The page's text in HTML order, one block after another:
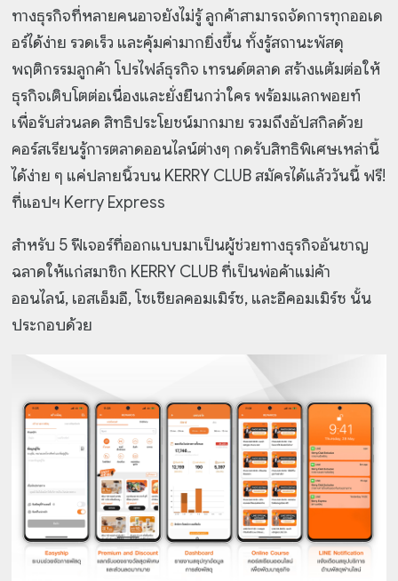
ทางธุรกิจที่หลายคนอาจยังไม่รู้ ลูกค้าสามารถจัดการทุกออเด
อร์ได้ง่าย รวดเร็ว และคุ้มค่ามากยิ่งขึ้น ทั้งรู้สถานะพัสดุ
พฤติกรรมลูกค้า โปรไฟล์ธุรกิจ เทรนด์ตลาด สร้างแต้มต่อให้
ธุรกิจเติบโตต่อเนื่องและยั่งยืนกว่าใคร พร้อมแลกพอยท์
เพื่อรับส่วนลด สิทธิประโยชน์มากมาย รวมถึงอัปสกิลด้วย
คอร์สเรียนรู้การตลาดออนไลน์ต่างๆ กดรับสิทธิพิเศษเหล่านี้
ได้ง่าย ๆ แค่ปลายนิ้วบน KERRY CLUB สมัครได้แล้ววันนี้ ฟรี!
ที่แอปฯ Kerry Express
สำหรับ 5 ฟีเจอร์ที่ออกแบบมาเป็นผู้ช่วยทางธุรกิจอันชาญ
ฉลาดให้แก่สมาชิก KERRY CLUB ที่เป็นพ่อค้าแม่ค้า
ออนไลน์, เอสเอ็มอี, โซเชียลคอมเมิร์ซ, และอีคอมเมิร์ซ นั้น
ประกอบด้วย